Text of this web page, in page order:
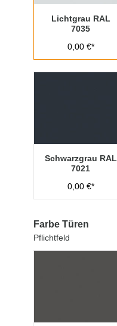
Lichtgrau RAL
7035
0,00 €*
Schwarzgrau RAL
7021
0,00 €*
Farbe Türen
Pflichtfeld